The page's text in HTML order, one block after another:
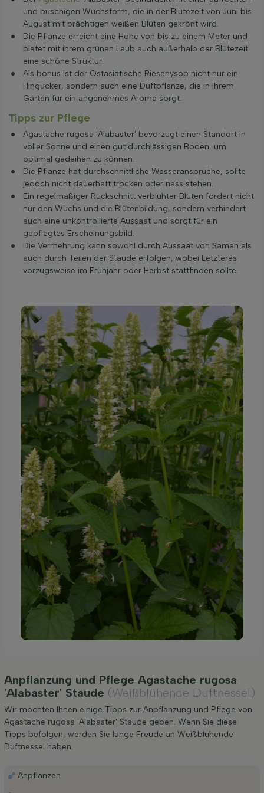
und buschigen Wuchsform, die in der Blütezeit von Juni bis
August mit prächtigen weißen Blüten gekrönt wird.
Die Pflanze erreicht eine Höhe von bis zu einem Meter und
bietet mit ihrem grünen Laub auch außerhalb der Blütezeit
eine schöne Struktur.
Als bonus ist der Ostasiatische Riesenysop nicht nur ein
Hingucker, sondern auch eine Duftpflanze, die in Ihrem
Garten für ein angenehmes Aroma sorgt.
Tipps zur Pflege
Agastache rugosa 'Alabaster' bevorzugt einen Standort in
voller Sonne und einen gut durchlässigen Boden, um
optimal gedeihen zu können.
Die Pflanze hat durchschnittliche Wasseransprüche, sollte
jedoch nicht dauerhaft trocken oder nass stehen.
Ein regelmäßiger Rückschnitt verblühter Blüten fördert nicht
nur den Wuchs und die Blütenbildung, sondern verhindert
auch eine unkontrollierte Aussaat und sorgt für ein
gepflegtes Erscheinungsbild.
Die Vermehrung kann sowohl durch Aussaat von Samen als
auch durch Teilen der Staude erfolgen, wobei Letzteres
vorzugsweise im Frühjahr oder Herbst stattfinden sollte.
Anpflanzung und Pflege Agastache rugosa
'Alabaster' Staude (Weißblühende Duftnessel)
Wir möchten Ihnen einige Tipps zur Anpflanzung und Pflege von
Agastache rugosa 'Alabaster' Staude geben. Wenn Sie diese
Tipps befolgen, werden Sie lange Freude an Weißblühende
Duftnessel haben.
Anpflanzen